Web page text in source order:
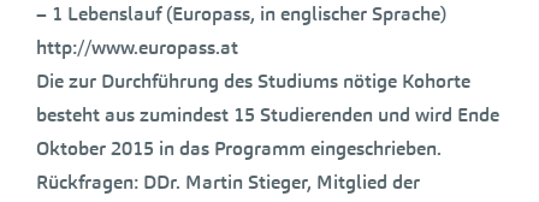
– 1 Lebenslauf (Europass, in englischer Sprache)
http://www.europass.at
Die zur Durchführung des Studiums nötige Kohorte
besteht aus zumindest 15 Studierenden und wird Ende
Oktober 2015 in das Programm eingeschrieben.
Rückfragen: DDr. Martin Stieger, Mitglied der